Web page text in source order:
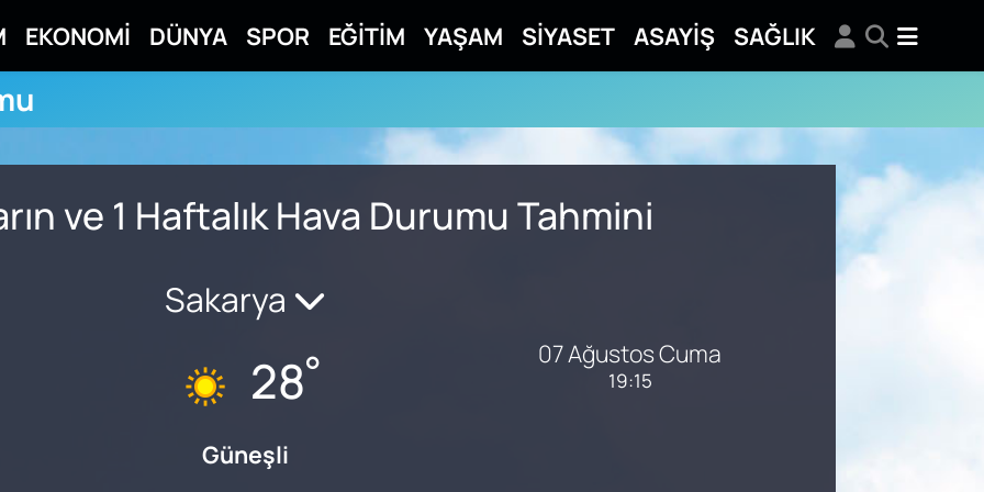
EKONOMİ DÜNYA SPOR EĞİTİM YAŞAM SİYASET ASAYİŞ SAĞLIK
ve 1 Haftalık Hava Durumu Tahmini
Sakarya
28°
Güneşli
07 Ağustos Cuma
19:15